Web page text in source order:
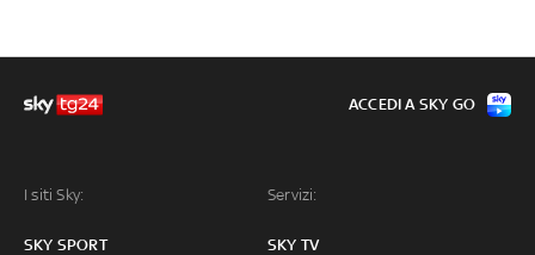
I siti Sky:
SKY SPORT
Servizi:
SKY TV
ACCEDI A SKY GO